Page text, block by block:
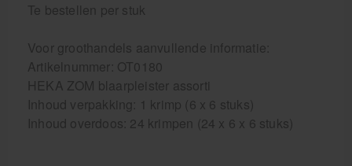
Te bestellen per stuk
Voor groothandels aanvullende informatie:
Artikelnummer: OT0180
HEKA ZOM blaarpleister assorti
Inhoud verpakking: 1 krimp (6 x 6 stuks)
Inhoud overdoos: 24 krimpen (24 x 6 x 6 stuks)